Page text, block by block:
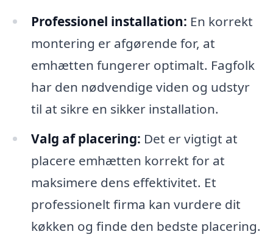
Professionel installation: En korrekt
montering er afgørende for, at
emhætten fungerer optimalt. Fagfolk
har den nødvendige viden og udstyr
til at sikre en sikker installation.
Valg af placering: Det er vigtigt at
placere emhætten korrekt for at
maksimere dens effektivitet. Et
professionelt firma kan vurdere dit
køkken og finde den bedste placering.